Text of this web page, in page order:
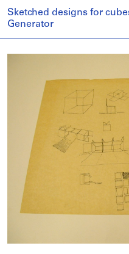
Sketched designs for
Generator